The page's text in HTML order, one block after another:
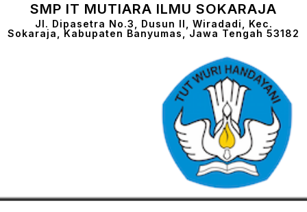
SMP IT MUTIARA ILMU SOKARAJA
Jl. Dipasetra No.3, Dusun II, Wiradadi, Kec.
Sokaraja, Kabupaten Banyumas, Jawa Tengah 53182